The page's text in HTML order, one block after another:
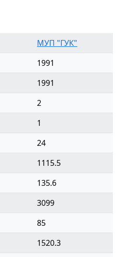
МУП "ГУК"
1991
1991
2
1
24
1115.5
135.6
3099
85
1520.3